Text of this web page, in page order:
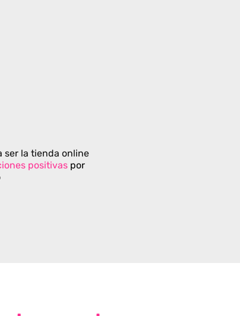
ser la tienda online
positivas por